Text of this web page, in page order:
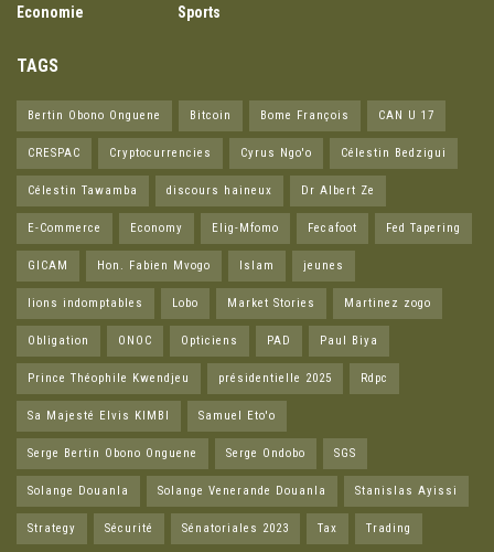
Economie
Sports
TAGS
Bertin Obono Onguene Bitcoin Bome François CAN U 17
CRESPAC Cryptocurrencies Cyrus Ngo'o Célestin Bedzigui
Célestin Tawamba discours haineux Dr Albert Ze
E-Commerce Economy Elig-Mfomo Fecafoot Fed Tapering
GICAM Hon. Fabien Mvogo Islam jeunes
lions indomptables Lobo Market Stories Martinez zogo
Obligation ONOC Opticiens PAD Paul Biya
Prince Théophile Kwendjeu présidentielle 2025 Rdpc
Sa Majesté Elvis KIMBI Samuel Eto'o
Serge Bertin Obono Onguene Serge Ondobo SGS
Solange Douanla Solange Venerande Douanla Stanislas Ayissi
Strategy Sécurité Sénatoriales 2023 Tax Trading